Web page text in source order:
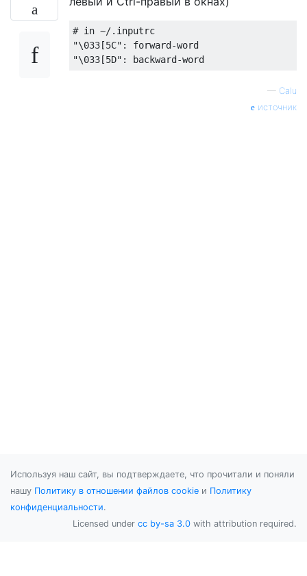
# in ~/.inputrc
"\033[5C" : forward-
"\033[5D" : backward-word
— Calu
источник
Используя наш сайт, вы подтверждаете, что прочитали и поняли
нашу Политику в отношении файлов cookie и Политику
конфиденциальности.
Licensed under cc by-sa 3.0 with attribution required.